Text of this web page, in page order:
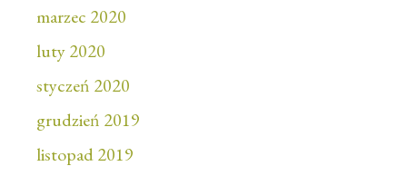
marzec 2020
luty 2020
styczeń 2020
grudzień 2019
listopad 2019